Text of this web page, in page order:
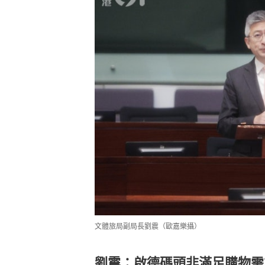
文體旅局副局長劉震（歐嘉樂攝）